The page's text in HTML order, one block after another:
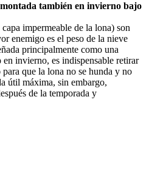
también en invierno bajo
impermeable de la lona) son
enemigo es el peso de la nieve
principalmente como una
invierno, es indispensable retirar
que la lona no se hunda y no
útil máxima, sin embargo,
de la temporada y